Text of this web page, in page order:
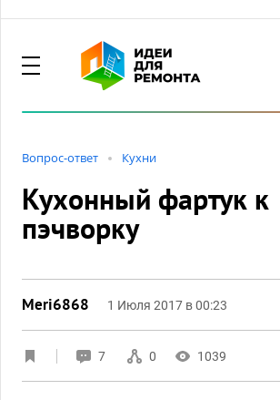
Вопрос-ответ Кухни
Кухонный фартук к
пэчворку
Meri6868 1 Июля 2017 в 00:23
7 0 1039